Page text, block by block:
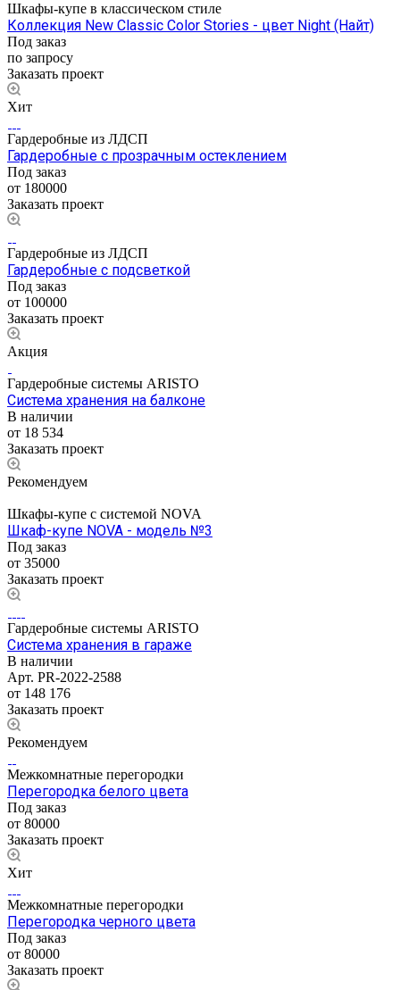
Шкафы-купе в классическом стиле
Коллекция New Classic Color Stories - цвет Night (Найт)
Под заказ
по запросу
Заказать проект
Хит
Гардеробные из ЛДСП
Гардеробные с прозрачным остеклением
Под заказ
от 180000
Заказать проект
Гардеробные из ЛДСП
Гардеробные с подсветкой
Под заказ
от 100000
Заказать проект
Акция
Гардеробные системы ARISTO
Система хранения на балконе
В наличии
от 18 534
Заказать проект
Рекомендуем
Шкафы-купе с системой NOVA
Шкаф-купе NOVA - модель №3
Под заказ
от 35000
Заказать проект
Гардеробные системы ARISTO
Система хранения в гараже
В наличии
Арт. PR-2022-2588
от 148 176
Заказать проект
Рекомендуем
Межкомнатные перегородки
Перегородка белого цвета
Под заказ
от 80000
Заказать проект
Хит
Межкомнатные перегородки
Перегородка черного цвета
Под заказ
от 80000
Заказать проект